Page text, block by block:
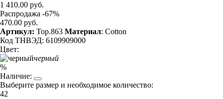
1 410.00 руб.
Распродажа -67%
470.00 руб.
Артикул: Top.863 Материал: Cotton
Код ТНВЭД: 6109909000
Цвет:
черный
%
Наличие:
Выберите размер и необходимое количество:
42